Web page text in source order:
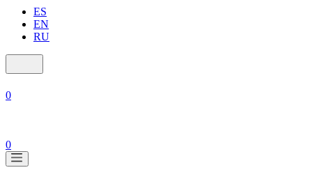
ES
EN
RU
0
0